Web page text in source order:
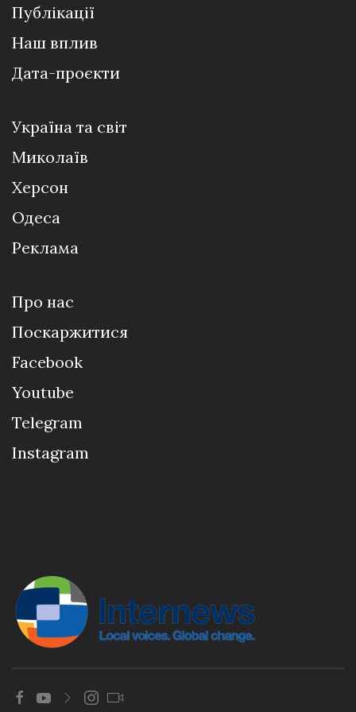
Публікації
Наш вплив
Дата-проєкти
Україна та світ
Миколаїв
Херсон
Одеса
Реклама
Про нас
Поскаржитися
Facebook
Youtube
Telegram
Instagram